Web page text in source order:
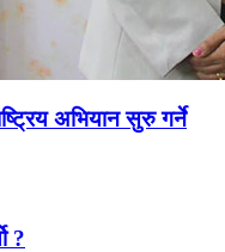
अभियान सुरु गर्ने
?